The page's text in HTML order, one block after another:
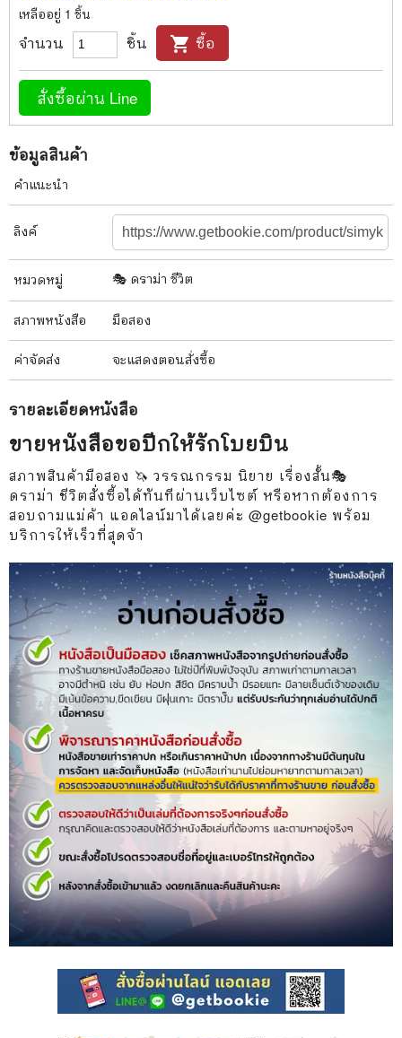
เหลืออยู่ 1 ชิ้น
จำนวน ชิ้น shopping_cart ซื้อ
สั่งซื้อผ่าน Line
ข้อมูลสินค้า
คำแนะนำ
ลิงค์
หมวดหมู่ 🎭 ดราม่า ชีวิต
สภาพหนังสือ มือสอง
ค่าจัดส่ง จะแสดงตอนสั่งซื้อ
รายละเอียดหนังสือ
ขายหนังสือขอปีกให้รักโบยบิน
สภาพสินค้ามือสอง 🦄 วรรณกรรม นิยาย เรื่องสั้น🎭
ดราม่า ชีวิตสั่งซื้อได้ทันทีผ่านเว็บไซต์ หรือหากต้องการ
สอบถามแม่ค้า แอดไลน์มาได้เลยค่ะ @getbookie พร้อม
บริการให้เร็วที่สุดจ้า